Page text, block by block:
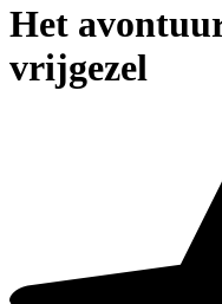
Het
vrijgezel